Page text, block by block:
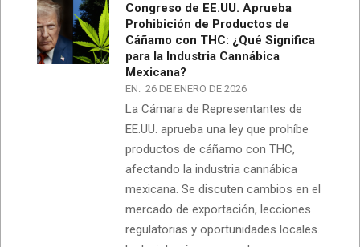
Congreso de EE.UU. Aprueba
Prohibición de Productos de
Cáñamo con THC: ¿Qué Significa
para la Industria Cannábica
Mexicana?
EN: 26 DE ENERO DE 2026
La Cámara de Representantes de
EE.UU. aprueba una ley que prohíbe
productos de cáñamo con THC,
afectando la industria cannábica
mexicana. Se discuten cambios en el
mercado de exportación, lecciones
regulatorias y oportunidades locales.